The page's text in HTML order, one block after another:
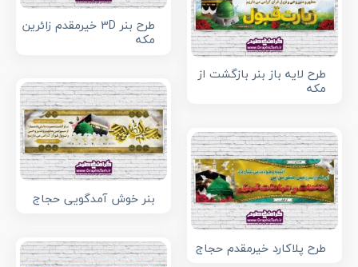
طرح بنر 3D خیرمقدم زائرین
مکه
طرح لایه باز بنر بازگشت از
مکه
بنر خوش آمدگویی حجاج
طرح پلاکارد خیرمقدم حجاج